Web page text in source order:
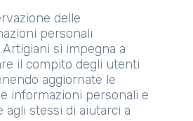
delle
personali
Artigiani si impegna a
il compito degli utenti
aggiornate le
informazioni personali e
agli stessi di aiutarci a